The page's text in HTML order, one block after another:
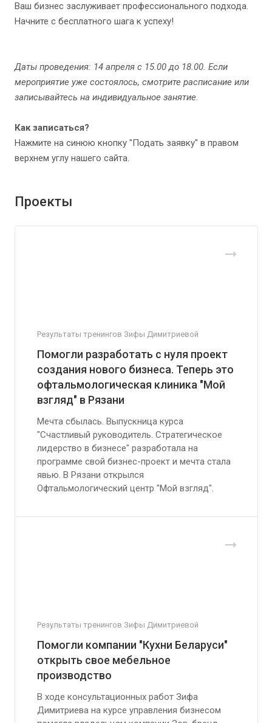
Ваш бизнес заслуживает профессионального подхода.
Начните с бесплатного шага к успеху!
Даты проведения: 14 апреля с 15.00 до 18.00. Если
мероприятие уже состоялось, смотрите расписание или
записывайтесь на индивидуальное занятие.
Как записаться?
Нажмите на синюю кнопку "Подать заявку" в правом
верхнем углу нашего сайта.
Проекты
Результаты тренингов Зифы Димитриевой
Помогли разработать с нуля проект
создания нового бизнеса. Теперь это
офтальмологическая клиника "Мой
взгляд" в Рязани
Мечта сбылась. Выпускница курса
"Счастливый руководитель. Стратегическое
лидерство в бизнесе" разработала на
программе свой бизнес-проект и мечта стала
явью. В Рязани открылся
Офтальмологический центр "Мой взгляд".
Результаты тренингов Зифы Димитриевой
Помогли компании "Кухни Беларуси"
открыть свое мебельное
производство
В ходе консультационных работ Зифа
Димитриева на курсе управления бизнесом